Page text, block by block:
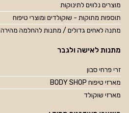
מוצרים נלווים לתינוקות
תוספות מתוקות - שוקולדים ומוצרי טיפוח
מתנה לאחים גדולים / מתנות להחלמה מהירה
מתנות לאישה ולגבר
זרי פרחי סבון
מארזי טיפוח BODY SHOP
מארזי שוקולד